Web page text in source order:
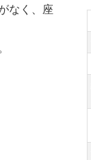
なく、座